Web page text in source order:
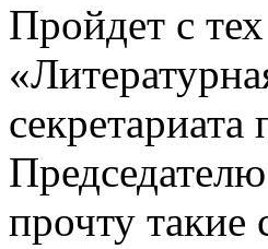
Пройдет с
прочту такие